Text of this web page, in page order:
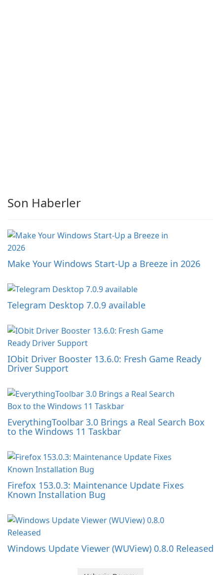
Son Haberler
Make Your Windows Start-Up a Breeze in 2026
Telegram Desktop 7.0.9 available
IObit Driver Booster 13.6.0: Fresh Game Ready
Driver Support
EverythingToolbar 3.0 Brings a Real Search Box
to the Windows 11 Taskbar
Firefox 153.0.3: Maintenance Update Fixes
Known Installation Bug
Windows Update Viewer (WUView) 0.8.0 Released